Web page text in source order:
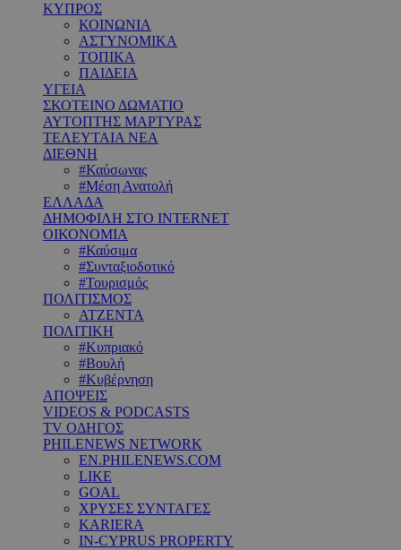
ΚΥΠΡΟΣ
ΚΟΙΝΩΝΙΑ
ΑΣΤΥΝΟΜΙΚΑ
ΤΟΠΙΚΑ
ΠΑΙΔΕΙΑ
ΥΓΕΙΑ
ΣΚΟΤΕΙΝΟ ΔΩΜΑΤΙΟ
ΑΥΤΟΠΤΗΣ ΜΑΡΤΥΡΑΣ
ΤΕΛΕΥΤΑΙΑ ΝΕΑ
ΔΙΕΘΝΗ
#Καύσωνας
#Μέση Ανατολή
ΕΛΛΑΔΑ
ΔΗΜΟΦΙΛΗ ΣΤΟ INTERNET
ΟΙΚΟΝΟΜΙΑ
#Καύσιμα
#Συνταξιοδοτικό
#Τουρισμός
ΠΟΛΙΤΙΣΜΟΣ
ΑΤΖΕΝΤΑ
ΠΟΛΙΤΙΚΗ
#Κυπριακό
#Βουλή
#Κυβέρνηση
ΑΠΟΨΕΙΣ
VIDEOS & PODCASTS
TV ΟΔΗΓΟΣ
PHILENEWS NETWORK
EN.PHILENEWS.COM
LIKE
GOAL
ΧΡΥΣΕΣ ΣΥΝΤΑΓΕΣ
KARIERA
IN-CYPRUS PROPERTY